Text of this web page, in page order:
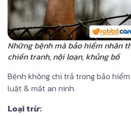
Những bệnh mà bảo hiểm nhân
chiến tranh, nội loạn, khủng bố
Bệnh không chi trả trong bảo
luật & mất an ninh.
Loại trừ: